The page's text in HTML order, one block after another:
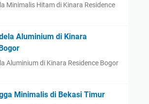
Minimalis Hitam di Kinara Residence
Aluminium di Kinara
Aluminium di Kinara Residence Bogor
Minimalis di Bekasi Timur